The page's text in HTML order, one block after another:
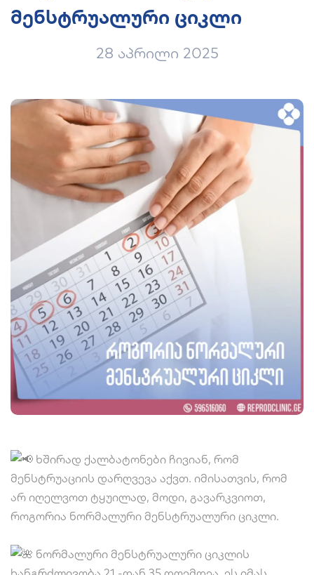
მენსტრუალური ციკლი
28 აპრილი 2025
ხშირად ქალბატონები ჩივიან, რომ
მენსტრუაციის დარღვევა აქვთ. იმისათვის, რომ
არ იღელვოთ ტყუილად, მოდი, გავარკვიოთ,
როგორია ნორმალური მენსტრუალური ციკლი.
ნორმალური მენსტრუალური ციკლის